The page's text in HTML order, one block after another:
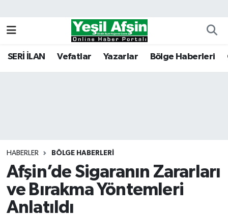
SERİ İLAN Vefatlar Yazarlar Bölge Haberleri
HABERLER BÖLGE HABERLERI
Afşin’de Sigaranın Zararları
ve Bırakma Yöntemleri
Anlatıldı
Kahramanmaraş Nöbetçi Eczaneler
Tüm Manşetler
Son Dakika Haberleri